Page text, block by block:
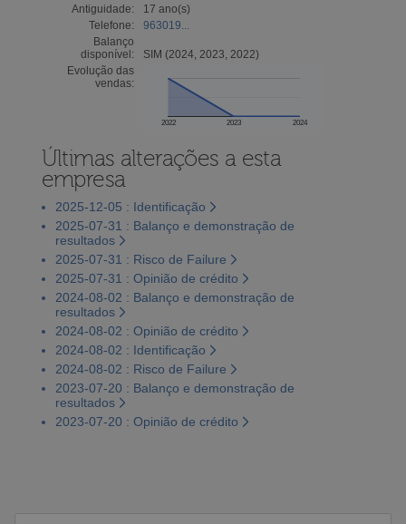
Antiguidade:
17 ano(s)
Telefone:
963019...
Balanço
disponível:
SIM (2024, 2023, 2022)
Evolução das
vendas:
2022 2023 2024
Últimas alterações a esta
empresa
2025-12-05 : Identificação
2025-07-31 : Balanço e demonstração de
resultados
2025-07-31 : Risco de Failure
2025-07-31 : Opinião de crédito
2024-08-02 : Balanço e demonstração de
resultados
2024-08-02 : Opinião de crédito
2024-08-02 : Identificação
2024-08-02 : Risco de Failure
2023-07-20 : Balanço e demonstração de
resultados
2023-07-20 : Opinião de crédito